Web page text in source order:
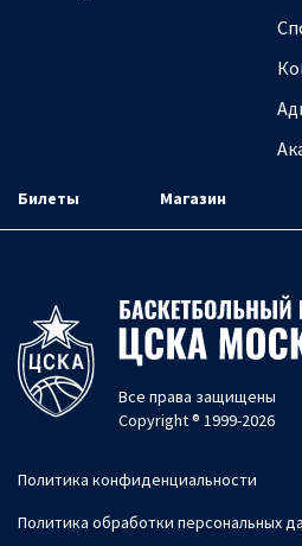
Билеты Магазин
Все права защищены
Copyright ® 1999-2026
Политика конфиденциальности
Политика обработки персональных